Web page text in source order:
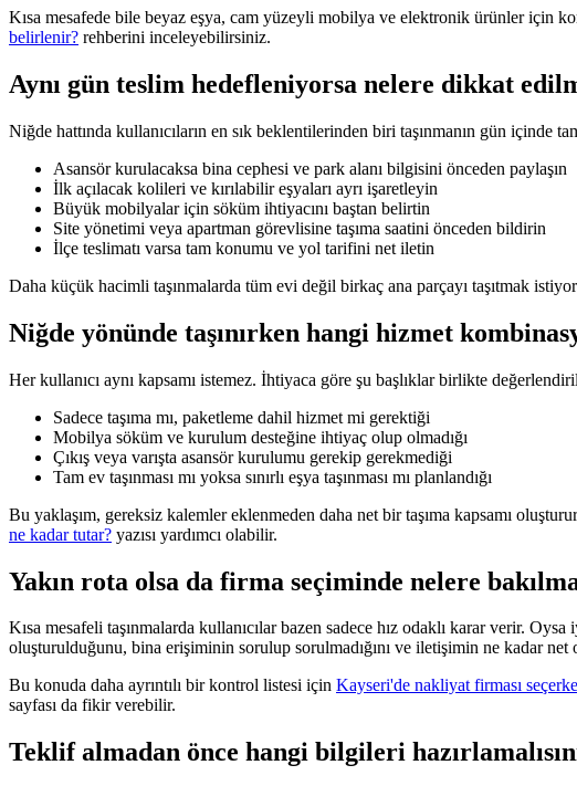
Kısa mesafede bile beyaz eşya, cam yüzeyli mobilya ve elektronik ürünler için
belirlenir? rehberini inceleyebilirsiniz.
Aynı gün teslim hedefleniyorsa nelere dikkat
Niğde hattında kullanıcıların en sık beklentilerinden biri taşınmanın gün içinde
Asansör kurulacaksa bina cephesi ve park alanı bilgisini önceden paylaşın
İlk açılacak kolileri ve kırılabilir eşyaları ayrı işaretleyin
Büyük mobilyalar için söküm ihtiyacını baştan belirtin
Site yönetimi veya apartman görevlisine taşıma saatini önceden bildirin
İlçe teslimatı varsa tam konumu ve yol tarifini net iletin
Daha küçük hacimli taşınmalarda tüm evi değil birkaç ana parçayı taşıtmak
Niğde yönünde taşınırken hangi hizmet
Her kullanıcı aynı kapsamı istemez. İhtiyaca göre şu başlıklar birlikte
Sadece taşıma mı, paketleme dahil hizmet mi gerektiği
Mobilya söküm ve kurulum desteğine ihtiyaç olup olmadığı
Çıkış veya varışta asansör kurulumu gerekip gerekmediği
Tam ev taşınması mı yoksa sınırlı eşya taşınması mı planlandığı
Bu yaklaşım, gereksiz kalemler eklenmeden daha net bir taşıma kapsamı
ne kadar tutar? yazısı yardımcı olabilir.
Yakın rota olsa da firma seçiminde nelere
Kısa mesafeli taşınmalarda kullanıcılar bazen sadece hız odaklı karar verir.
oluşturulduğunu, bina erişiminin sorulup sorulmadığını ve iletişimin ne kadar net
Bu konuda daha ayrıntılı bir kontrol listesi için Kayseri'de nakliyat firması
sayfası da fikir verebilir.
Teklif almadan önce hangi bilgileri